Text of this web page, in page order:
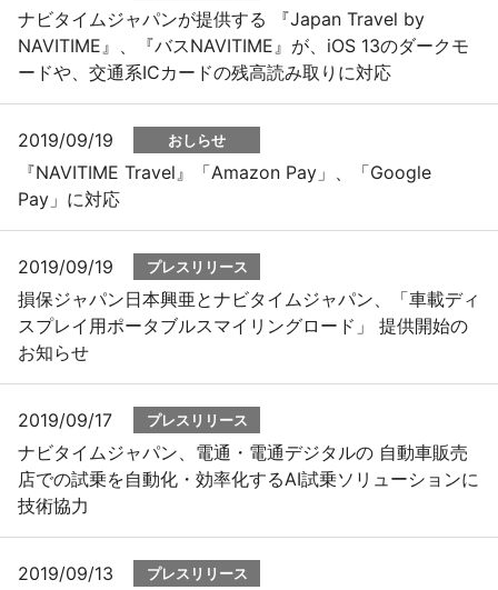
ナビタイムジャパンが提供する 『Japan Travel by
NAVITIME』、『バスNAVITIME』が、iOS 13のダークモ
ードや、交通系ICカードの残高読み取りに対応
2019/09/19 おしらせ
『NAVITIME Travel』「Amazon Pay」、「Google
Pay」に対応
2019/09/19 プレスリリース
損保ジャパン日本興亜とナビタイムジャパン、「車載ディ
スプレイ用ポータブルスマイリングロード」 提供開始の
お知らせ
2019/09/17 プレスリリース
ナビタイムジャパン、電通・電通デジタルの 自動車販売
店での試乗を自動化・効率化するAI試乗ソリューションに
技術協力
2019/09/13 プレスリリース